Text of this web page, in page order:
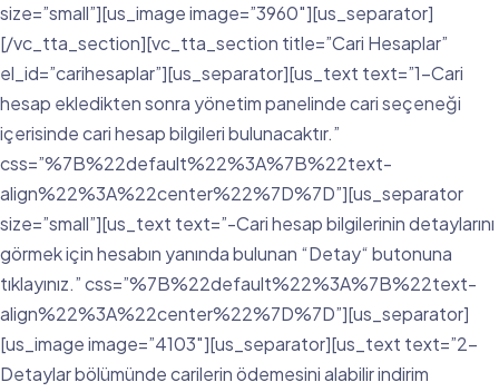
size=”small”][us_image image=”3960″][us_separator]
[/vc_tta_section][vc_tta_section title=”Cari Hesaplar”
el_id=”carihesaplar”][us_separator][us_text text=”1-Cari
hesap ekledikten sonra yönetim panelinde cari seçeneği
içerisinde cari hesap bilgileri bulunacaktır.”
css=”%7B%22default%22%3A%7B%22text-
align%22%3A%22center%22%7D%7D”][us_separator
size=”small”][us_text text=”-Cari hesap bilgilerinin detaylarını
görmek için hesabın yanında bulunan “Detay“ butonuna
tıklayınız.” css=”%7B%22default%22%3A%7B%22text-
align%22%3A%22center%22%7D%7D”][us_separator]
[us_image image=”4103″][us_separator][us_text text=”2-
Detaylar bölümünde carilerin ödemesini alabilir indirim